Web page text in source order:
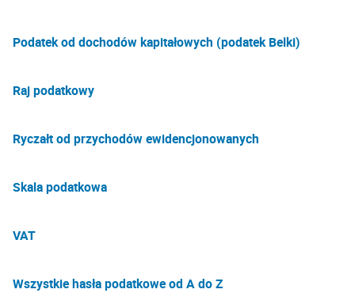
Podatek od dochodów kapitałowych (podatek Belki)
Raj podatkowy
Ryczałt od przychodów ewidencjonowanych
Skala podatkowa
VAT
Wszystkie hasła podatkowe od A do Z